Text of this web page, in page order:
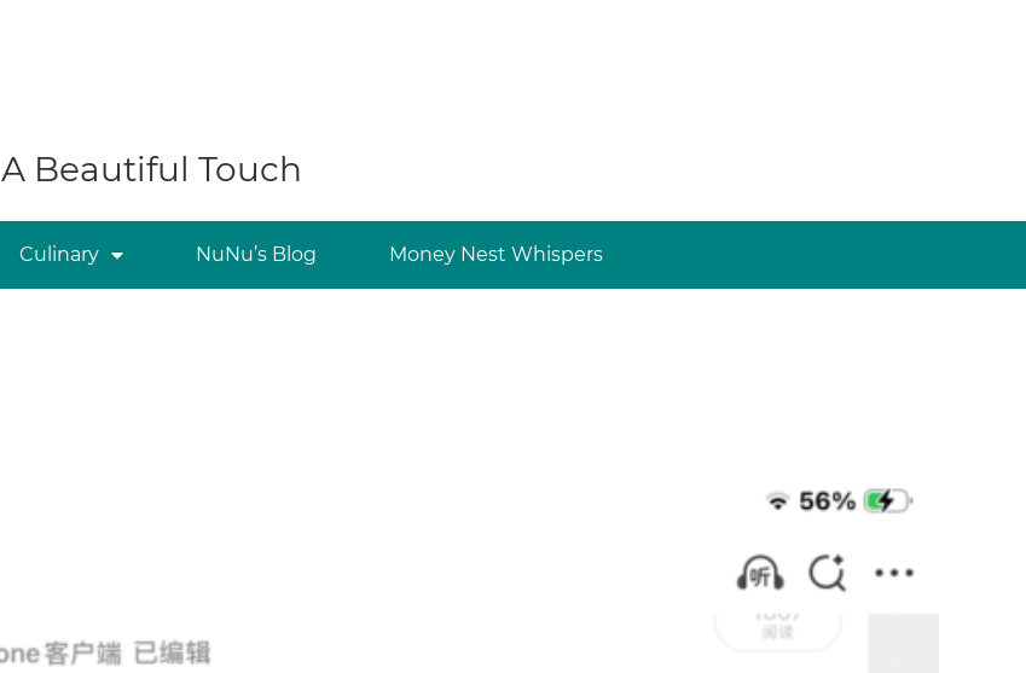
A Beautiful Touch
Culinary NuNu’s Blog Money Nest Whispers